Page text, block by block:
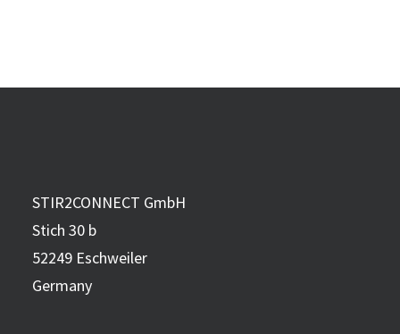
STIR2CONNECT GmbH
Stich 30 b
52249 Eschweiler
Germany